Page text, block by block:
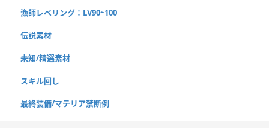
漁師レベリング：LV90~100
伝説素材
未知/精選素材
スキル回し
最終装備/マテリア禁断例